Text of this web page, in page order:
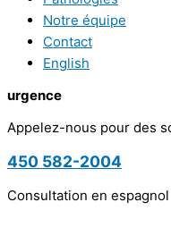
Notre équipe
Contact
English
urgence
Appelez-nous pour des
450 582-2004
Consultation en